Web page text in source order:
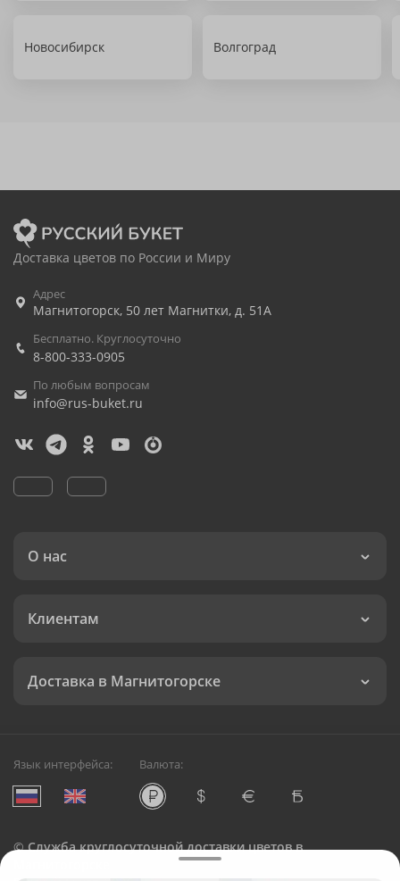
Новосибирск Волгоград
Доставка цветов по России и Миру
Адрес
Магнитогорск, 50 лет Магнитки, д. 51А
Бесплатно. Круглосуточно
8-800-333-0905
По любым вопросам
info@rus-buket.ru
О нас
Клиентам
Доставка в Магнитогорске
Язык интерфейса: Валюта:
©Служба круглосуточной доставки цветов в